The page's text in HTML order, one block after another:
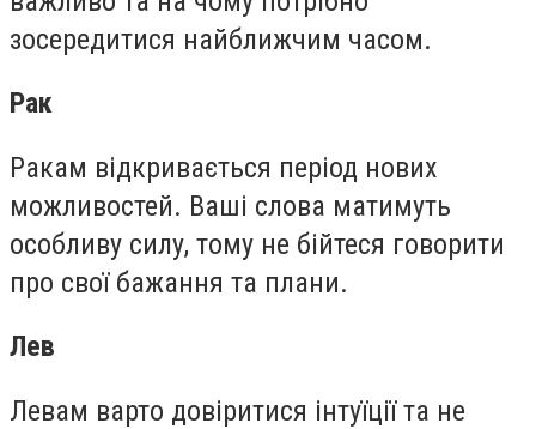
зосередитися найближчим часом.
Рак
Ракам відкривається період нових
можливостей. Ваші слова матимуть
особливу силу, тому не бійтеся говорити
про свої бажання та плани.
Лев
Левам варто довіритися інтуїції та не